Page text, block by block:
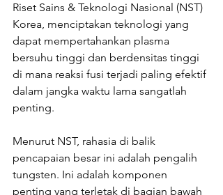
Riset Sains & Teknologi Nasional (NST)
Korea, menciptakan teknologi yang
dapat mempertahankan plasma
bersuhu tinggi dan berdensitas tinggi
di mana reaksi fusi terjadi paling efektif
dalam jangka waktu lama sangatlah
penting.
Menurut NST, rahasia di balik
pencapaian besar ini adalah pengalih
tungsten. Ini adalah komponen
penting yang terletak di bagian bawah